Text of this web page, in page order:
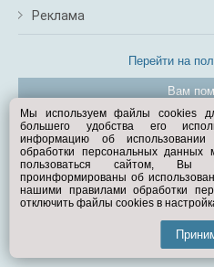
Реклама
Перейти на
Вам
© Exist.ru
Мы используем файлы cookies
большего удобства его
информацию об
обработки персональных
пользоваться сайтом, Вы
проинформированы об
нашими правилами обработки
отключить файлы cookies в